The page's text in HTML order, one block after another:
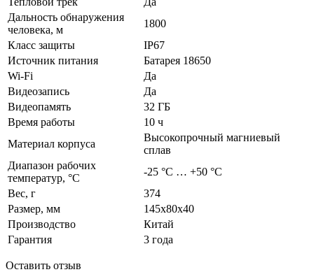
Дальность обнаружения
человека, м
1800
Класс защиты
IP67
Источник питания
Батарея 18650
Wi-Fi
Да
Видеозапись
Да
Видеопамять
32 ГБ
Время работы
10 ч
Материал корпуса
Высокопрочный магниевый
сплав
Диапазон рабочих
температур, °C
-25 °C … +50 °C
Вес, г
374
Размер, мм
145х80х40
Производство
Китай
Гарантия
3 года
Оставить отзыв